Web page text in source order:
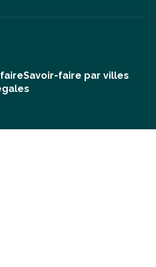
Savoir-faire par villes